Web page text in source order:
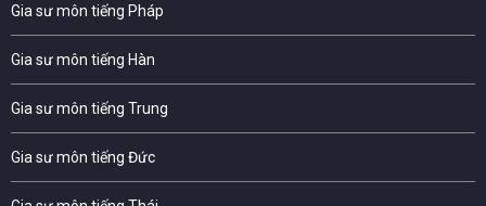
Gia sư môn tiếng Pháp
Gia sư môn tiếng Hàn
Gia sư môn tiếng Trung
Gia sư môn tiếng Đức